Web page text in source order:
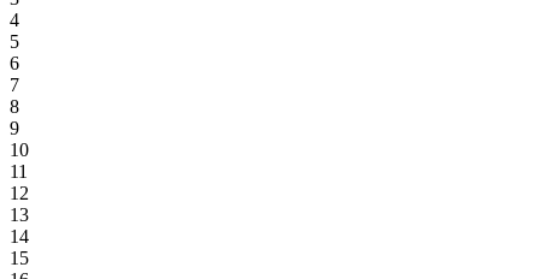
4
5
6
7
8
9
10
11
12
13
14
15